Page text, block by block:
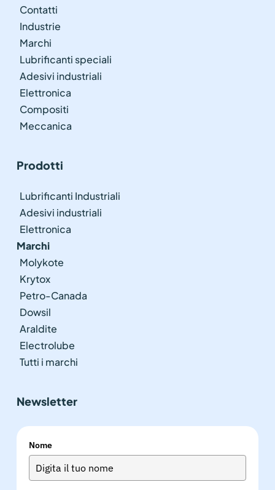
Contatti
Industrie
Marchi
Lubrificanti speciali
Adesivi industriali
Elettronica
Compositi
Meccanica
Prodotti
Lubrificanti Industriali
Adesivi industriali
Elettronica
Marchi
Molykote
Krytox
Petro-Canada
Dowsil
Araldite
Electrolube
Tutti i marchi
Newsletter
Nome